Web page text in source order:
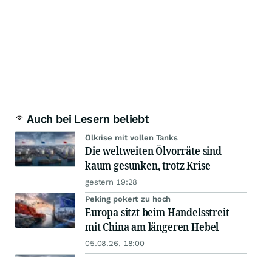
Auch bei Lesern beliebt
Ölkrise mit vollen Tanks
Die weltweiten Ölvorräte sind
kaum gesunken, trotz Krise
gestern 19:28
Peking pokert zu hoch
Europa sitzt beim Handelsstreit
mit China am längeren Hebel
05.08.26, 18:00